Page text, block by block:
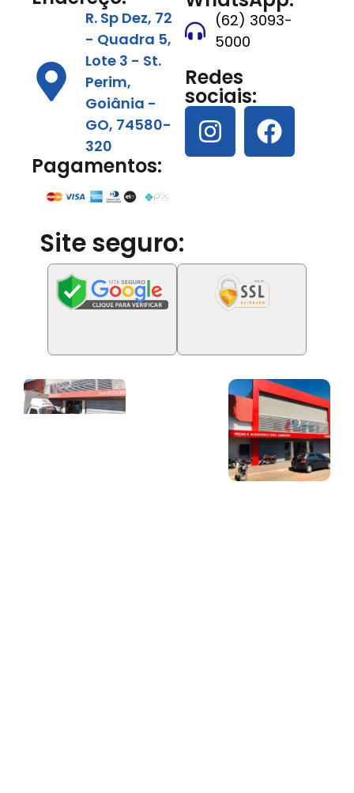
R. Sp Dez, 72
- Quadra 5,
Lote 3 - St.
Perim,
Goiânia -
GO, 74580-
320
Pagamentos:
(62) 3093-
5000
Redes
sociais:
Site seguro: